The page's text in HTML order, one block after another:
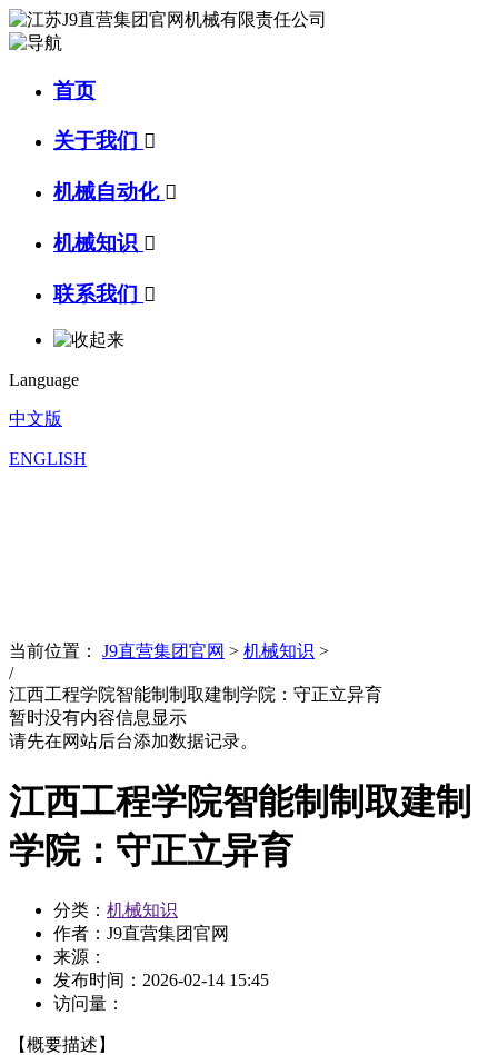
首页
关于我们 
机械自动化 
机械知识 
联系我们 
Language
中文版
ENGLISH
当前位置： J9直营集团官网 > 机械知识 >
/
江西工程学院智能制制取建制学院：守正立异育
暂时没有内容信息显示
请先在网站后台添加数据记录。
江西工程学院智能制制取建制
学院：守正立异育
分类： 机械知识
作者：J9直营集团官网
来源：
发布时间： 2026-02-14 15:45
访问量：
【概要描述】